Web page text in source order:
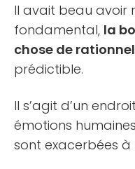
Il avait beau avoir
fondamental, la
chose de
prédictible.
Il s’agit d’un
émotions
sont exacerbées